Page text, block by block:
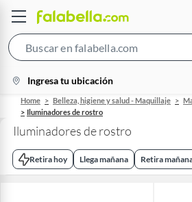
Bar
location-
icon
Ingresa tu ubicación
Home Belleza, higiene y salud - Maquillaje
Iluminadores de rostro
Iluminadores de rostro
Retira hoy Llega mañana Retira